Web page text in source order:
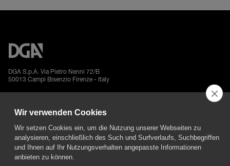
DGA S.p.A. Via Pietro Nenni 72/B
50013 Campi Bisenzio Firenze - Italy
All rights reserved - VAT No. 02237280488 - REA: FI496272 - Share capital: €
2.500.000,00
Wir verwenden Cookies
Wir setzen Cookies ein, um die Nutzung unserer Webseiten zu
analysieren, einschließlich des Such und Surfverlaufs, Suchbegriffen
und Ihnen auf Ihr Nutzungsverhalten angepasste Informationen
anbieten zu können.